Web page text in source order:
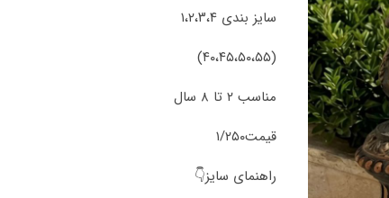
سایز بندی ۱،۲،۳،۴
(۴۰،۴۵،۵۰،۵۵)
مناسب ۲ تا ۸ سال
قیمت۱/۲۵۰
راهنمای سایز👇